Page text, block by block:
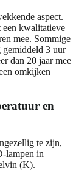
aspect.
een kwalitatieve
mee. Sommige
3 uur
dan 20 jaar mee
omkijken
en
te zijn,
lampen in
(K).